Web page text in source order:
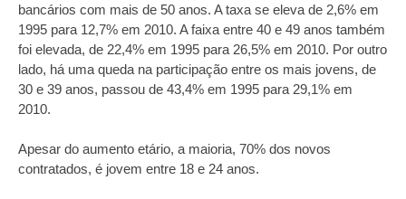
bancários com mais de 50 anos. A taxa se eleva de 2,6% em
1995 para 12,7% em 2010. A faixa entre 40 e 49 anos também
foi elevada, de 22,4% em 1995 para 26,5% em 2010. Por outro
lado, há uma queda na participação entre os mais jovens, de
30 e 39 anos, passou de 43,4% em 1995 para 29,1% em
2010.
Apesar do aumento etário, a maioria, 70% dos novos
contratados, é jovem entre 18 e 24 anos.